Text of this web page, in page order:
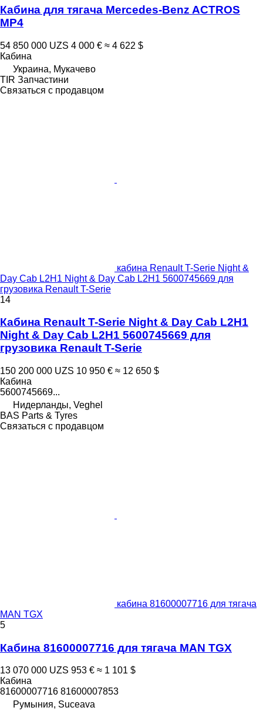
Кабина для тягача Mercedes-Benz ACTROS
MP4
54 850 000 UZS 4 000 € ≈ 4 622 $
Кабина
Украина, Мукачево
TIR Запчастини
Связаться с продавцом
кабина Renault T-Serie Night &
Day Cab L2H1 Night & Day Cab L2H1 5600745669 для
грузовика Renault T-Serie
14
Кабина Renault T-Serie Night & Day Cab L2H1
Night & Day Cab L2H1 5600745669 для
грузовика Renault T-Serie
150 200 000 UZS 10 950 € ≈ 12 650 $
Кабина
5600745669...
Нидерланды, Veghel
BAS Parts & Tyres
Связаться с продавцом
кабина 81600007716 для тягача
MAN TGX
5
Кабина 81600007716 для тягача MAN TGX
13 070 000 UZS 953 € ≈ 1 101 $
Кабина
81600007716 81600007853
Румыния, Suceava